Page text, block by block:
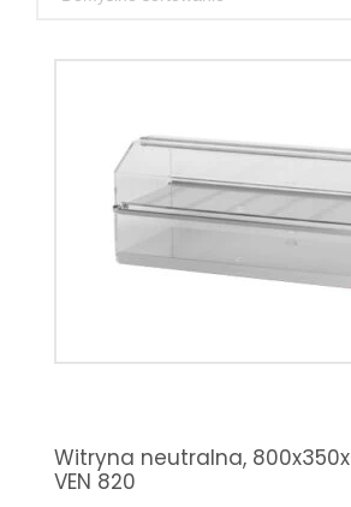
Witryna neutralna,
VEN 820